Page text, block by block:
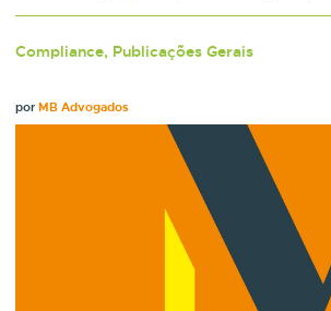
Compliance, Publicações Gerais
porMB Advogados